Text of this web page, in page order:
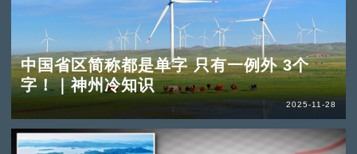
中国省区简称都是单字 只有一例外 3个
字！｜神州冷知识
2025-11-28